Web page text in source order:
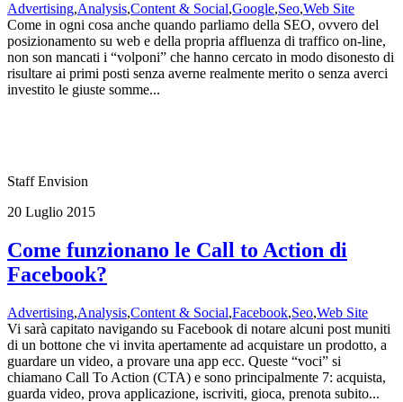
Advertising,Analysis,Content & Social,Google,Seo,Web Site
Come in ogni cosa anche quando parliamo della SEO, ovvero del
posizionamento su web e della propria affluenza di traffico on-line,
non son mancati i “volponi” che hanno cercato in modo disonesto di
risultare ai primi posti senza averne realmente merito o senza averci
investito le giuste somme...
Staff Envision
20 Luglio 2015
Come funzionano le Call to Action di
Facebook?
Advertising,Analysis,Content & Social,Facebook,Seo,Web Site
Vi sarà capitato navigando su Facebook di notare alcuni post muniti
di un bottone che vi invita apertamente ad acquistare un prodotto, a
guardare un video, a provare una app ecc. Queste “voci” si
chiamano Call To Action (CTA) e sono principalmente 7: acquista,
guarda video, prova applicazione, iscriviti, gioca, prenota subito...